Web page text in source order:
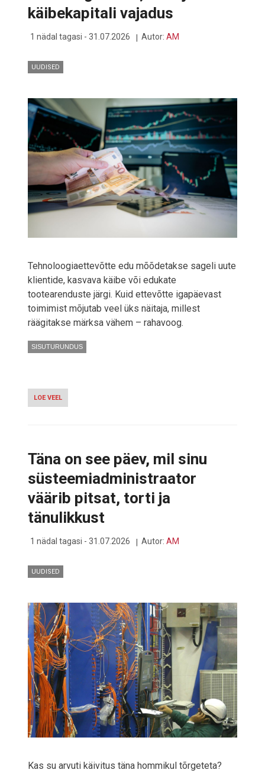
käibekapitali vajadus
1 nädal tagasi - 31.07.2026 Autor: AM
UUDISED
Tehnoloogiaettevõtte edu mõõdetakse sageli uute
klientide, kasvava käibe või edukate
tootearenduste järgi. Kuid ettevõtte igapäevast
toimimist mõjutab veel üks näitaja, millest
räägitakse märksa vähem – rahavoog.
SISUTURUNDUS
LOE VEEL
TEHNOLOOGIAETTEVÕTTE
KÄIBEKAPITALI
Täna on see päev, mil sinu
süsteemiadministraator
väärib pitsat, torti ja
tänulikkust
1 nädal tagasi - 31.07.2026 Autor: AM
UUDISED
Kas su arvuti käivitus täna hommikul tõrgeteta?